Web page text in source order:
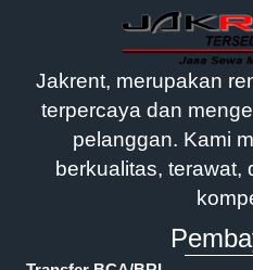
Jakrent, merupakan
terpercaya dan
pelanggan. Kami
berkualitas, terawat,